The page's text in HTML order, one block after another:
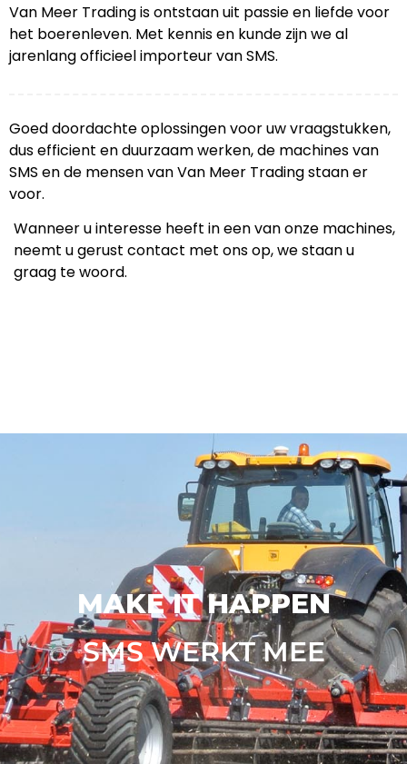
Van Meer Trading is ontstaan uit passie en liefde voor
het boerenleven. Met kennis en kunde zijn we al
jarenlang officieel importeur van SMS.
Goed doordachte oplossingen voor uw vraagstukken,
dus efficient en duurzaam werken, de machines van
SMS en de mensen van Van Meer Trading staan er
voor.
Wanneer u interesse heeft in een van onze machines,
neemt u gerust contact met ons op, we staan u
graag te woord.
MAKE IT HAPPEN
SMS WERKT MEE